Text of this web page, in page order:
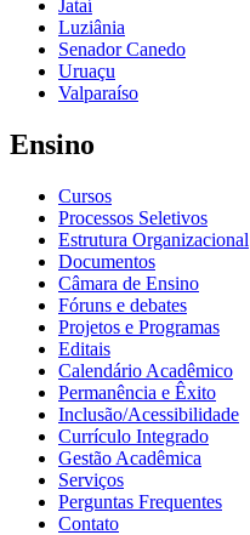
Jataí
Luziânia
Senador Canedo
Uruaçu
Valparaíso
Ensino
Cursos
Processos Seletivos
Estrutura Organizacional
Documentos
Câmara de Ensino
Fóruns e debates
Projetos e Programas
Editais
Calendário Acadêmico
Permanência e Êxito
Inclusão/Acessibilidade
Currículo Integrado
Gestão Acadêmica
Serviços
Perguntas Frequentes
Contato